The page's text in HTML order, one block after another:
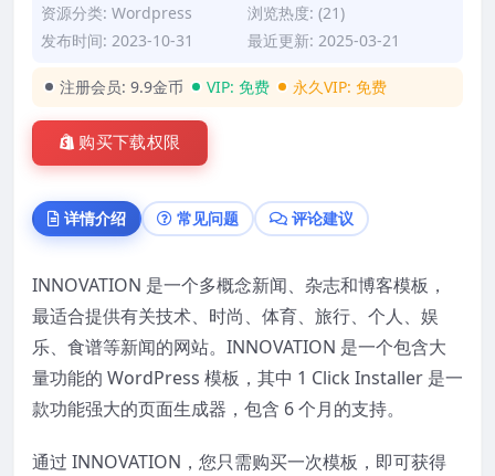
资源分类: Wordpress
浏览热度: (21)
发布时间: 2023-10-31
最近更新: 2025-03-21
注册会员: 9.9金币 VIP: 免费 永久VIP: 免费
购买下载权限
详情介绍 常见问题 评论建议
INNOVATION 是一个多概念新闻、杂志和博客模板，
最适合提供有关技术、时尚、体育、旅行、个人、娱
乐、食谱等新闻的网站。INNOVATION 是一个包含大
量功能的 WordPress 模板，其中 1 Click Installer 是一
款功能强大的页面生成器，包含 6 个月的支持。
通过 INNOVATION，您只需购买一次模板，即可获得